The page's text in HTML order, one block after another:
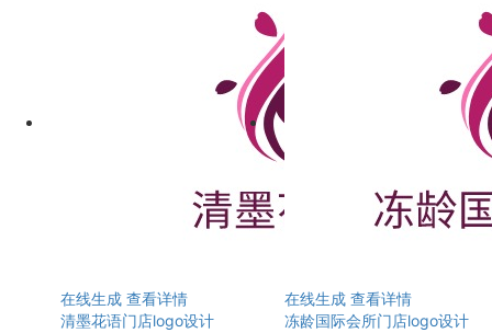
在线生成 查看详情
清墨花语门店logo设计
在线生成 查看详情
冻龄国际会所门店logo设计